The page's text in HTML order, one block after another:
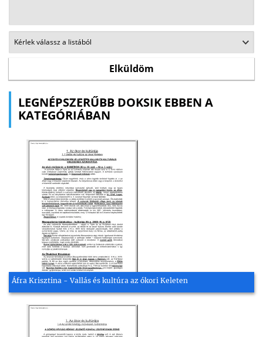
LEGNÉPSZERŰBB DOKSIK EBBEN A
KATEGÓRIÁBAN
Áfra Krisztina - Vallás és kultúra az ókori Keleten